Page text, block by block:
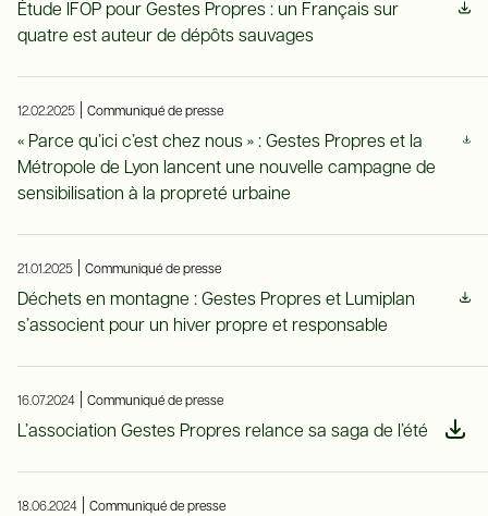
Étude IFOP pour Gestes Propres : un Français sur
quatre est auteur de dépôts sauvages
12.02.2025 Communiqué de presse
« Parce qu’ici c’est chez nous » : Gestes Propres et la
Métropole de Lyon lancent une nouvelle campagne de
sensibilisation à la propreté urbaine
21.01.2025 Communiqué de presse
Déchets en montagne : Gestes Propres et Lumiplan
s’associent pour un hiver propre et responsable
16.07.2024 Communiqué de presse
L’association Gestes Propres relance sa saga de l’été
18.06.2024 Communiqué de presse